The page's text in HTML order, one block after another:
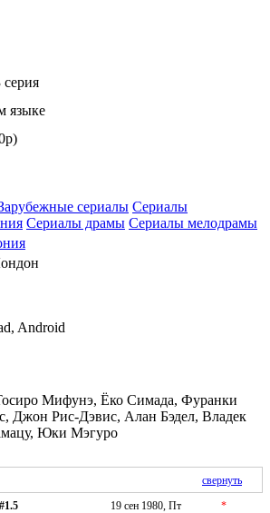
серия
языке
сериалы Сериалы
Сериалы драмы Сериалы мелодрамы
Android
Мифунэ, Ёко Симада, Фуранки
Джон Рис-Дэвис, Алан Бэдел, Владек
Юки Мэгуро
свернуть
19 сен 1980, Пт
*